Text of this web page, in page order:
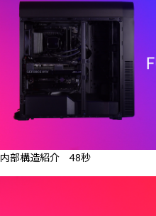
内部構造紹介 48秒